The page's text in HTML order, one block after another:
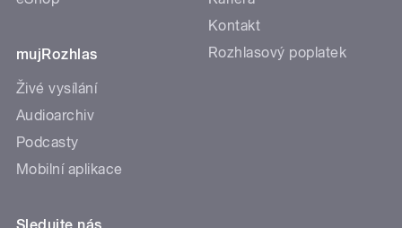
mujRozhlas
Živé vysílání
Audioarchiv
Podcasty
Mobilní aplikace
Kontakt
Rozhlasový poplatek